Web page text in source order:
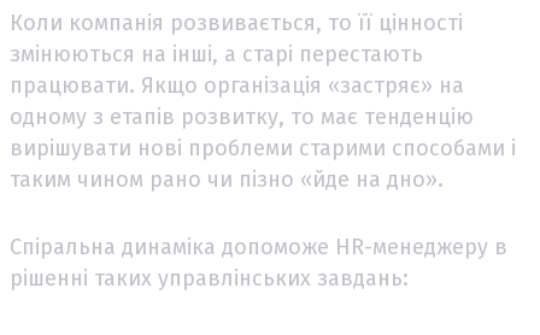
Коли компанія розвивається, то її цінності
змінюються на інші, а старі перестають
працювати. Якщо організація «застряє» на
одному з етапів розвитку, то має тенденцію
вирішувати нові проблеми старими способами і
таким чином рано чи пізно «йде на дно».
Спіральна динаміка допоможе HR-менеджеру в
рішенні таких управлінських завдань: